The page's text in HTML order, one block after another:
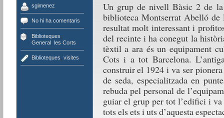
sgimenez
No hi ha comentaris
Biblioteques
General, les Corts
Biblioteques visites
Un grup de nivell Bàsic 2 de
biblioteca Montserrat Abelló de
resultat molt interessant i
del recinte i ha conegut la
tèxtil a ara és un equipament
Cots i a tot Barcelona.
construir el 1924 i va ser
de seda, especialitzada en
rebuda pel personal de
guiar el grup per tot l’edifici i
tots els ets i uts d’aquesta